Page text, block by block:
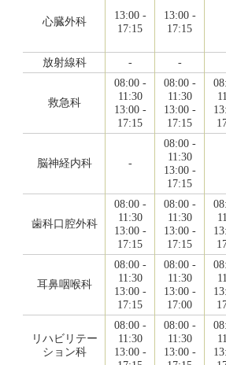
心臓外科
13:00 -
17:15
13:00 -
17:15
放射線科 - -
救急科
08:00 -
11:30
13:00 -
17:15
08:00 -
11:30
13:00 -
17:15
脳神経内科 -
08:00 -
11:30
13:00 -
17:15
歯科口腔外科
08:00 -
11:30
13:00 -
17:15
08:00 -
11:30
13:00 -
17:15
耳鼻咽喉科
08:00 -
11:30
13:00 -
17:15
08:00 -
11:30
13:00 -
17:00
リハビリテー
ション科
08:00 -
11:30
13:00 -
08:00 -
11:30
13:00 -